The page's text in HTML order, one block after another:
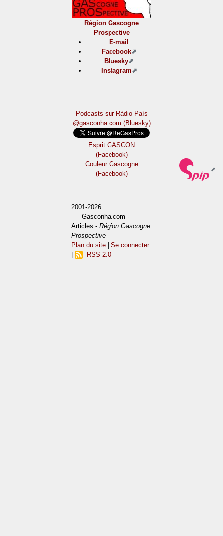
Région Gascogne
Prospective
E-mail
Facebook
Bluesky
Instagram
Podcasts sur Ràdio País
@gasconha.com (Bluesky)
Esprit GASCON
(Facebook)
Couleur Gascogne
(Facebook)
2001-2026
— Gasconha.com -
Articles -Région Gascogne
Prospective
Plan du site |Se connecter
RSS 2.0